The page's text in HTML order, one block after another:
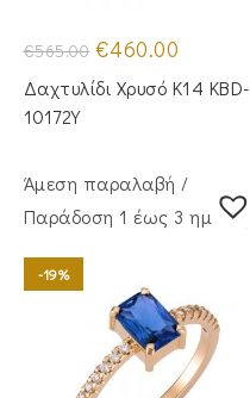
€565.00 Original
price
was:
€565.00.
€460.00
τιμή
είναι:
Δαχτυλίδι Χρυσό Κ14 KBD-
10172Y
Άμεση παραλαβή /
Παράδoση 1 έως 3 ημέρες
-19%